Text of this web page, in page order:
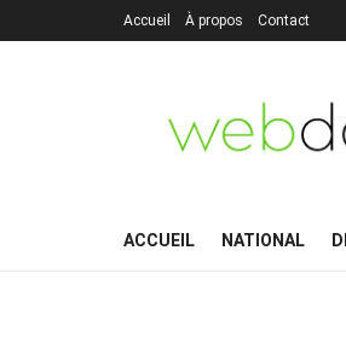
Accueil À propos Contact
ACCUEIL NATIONAL